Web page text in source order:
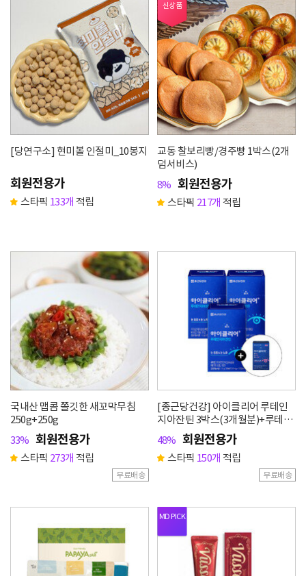
[당연구소] 현미볼 인절미_10봉지
회원전용가
스타픽 133개 적립
신상품
교동 찰보리빵/경주빵 1박스(2개
덤서비스)
8% 회원전용가
스타픽 217개 적립
국내산 맵콤 쫄깃한 새꼬막무침
250g+250g
33% 회원전용가
스타픽 273개 적립
무료배송
[종근당건강] 아이클리어 루테인
지아잔틴 3박스(3개월분)+루테인
지아잔틴아스타잔틴 12캡슐(증정)
48% 회원전용가
스타픽 150개 적립
무료배송
MDPICK